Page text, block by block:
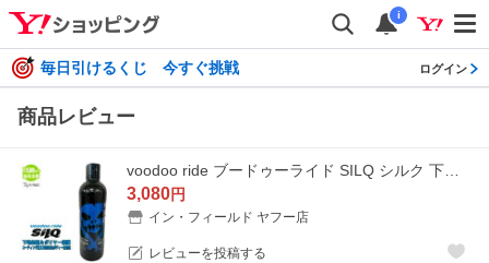
i
毎日引けるくじ 今すぐ挑戦 ログイン
商品レビュー
3,080円
イン・フィールド ヤフー店
レビューを投稿する